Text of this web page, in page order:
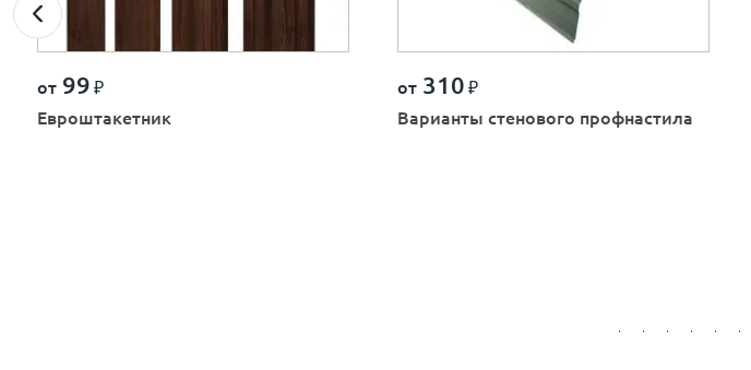
от 99 ₽
Евроштакетник
от 310 ₽
Варианты стенового профнастила